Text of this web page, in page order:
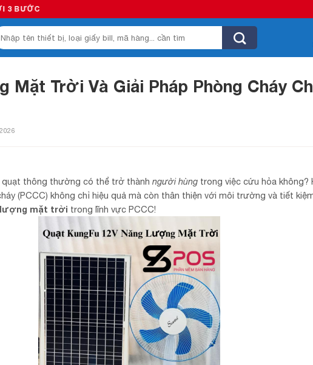
Mặt Trời Và Giải Pháp Phòng Cháy
thông thường có thể trở thành người hùng trong việc cứu hỏa
(PCCC) không chỉ hiệu quả mà còn thân thiện với môi trường và tiết
lượng mặt trời trong lĩnh vực PCCC!